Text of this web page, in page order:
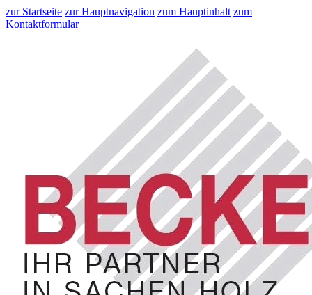
zur Startseite zur Hauptnavigation zum Hauptinhalt zum
Kontaktformular